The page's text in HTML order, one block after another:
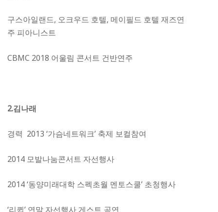
구스아일랜드, 오크우드 호텔, 메이필드 호텔 재즈연
주 피아니스트
CBMC 2018 어울림 콘서트 건반연주
2.김나래
경력 2013 ‘가슴네트워크’ 축제 보컬참여
2014 모발나눔콘서트 자선행사
2014 ‘동양미래대학 스펙초월 멘토스쿨’ 초청행사
‘리큅’ 연말 자선행사 게스트 공연